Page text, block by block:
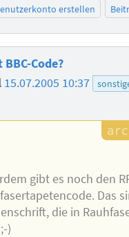
erstellen
BBC-Code?
15.07.2005 10:37
gibt es noch den
Das
die in
)